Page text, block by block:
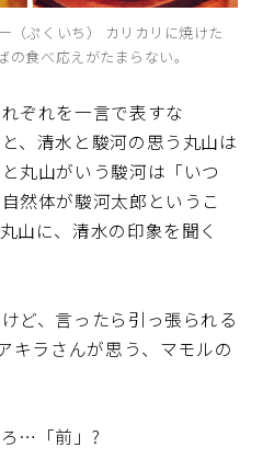
ぷくいち） カリカリに焼けた
食べ応えがたまらない。
ぞれを一言で表すな
、清水と駿河の思う丸山は
丸山がいう駿河は「いつ
然体が駿河太郎というこ
山に、清水の印象を聞く
ど、言ったら引っ張られる
キラさんが思う、マモルの
…「前」?